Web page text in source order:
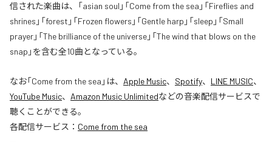
信された楽曲は、「asian soul」「Come from the sea」「Fireflies and
shrines」「forest」「Frozen flowers」「Gentle harp」「sleep」「Small
prayer」「The brilliance of the universe」「The wind that blows on the
snap」を含む全10曲となっている。
なお「Come from the sea 」は、 Apple Music、 Spotify、 LINE MUSIC、
YouTube Music、 Amazon Music Unlimitedなどの音楽配信サービスで
聴くことができる。
各配信サービス： Come from the sea